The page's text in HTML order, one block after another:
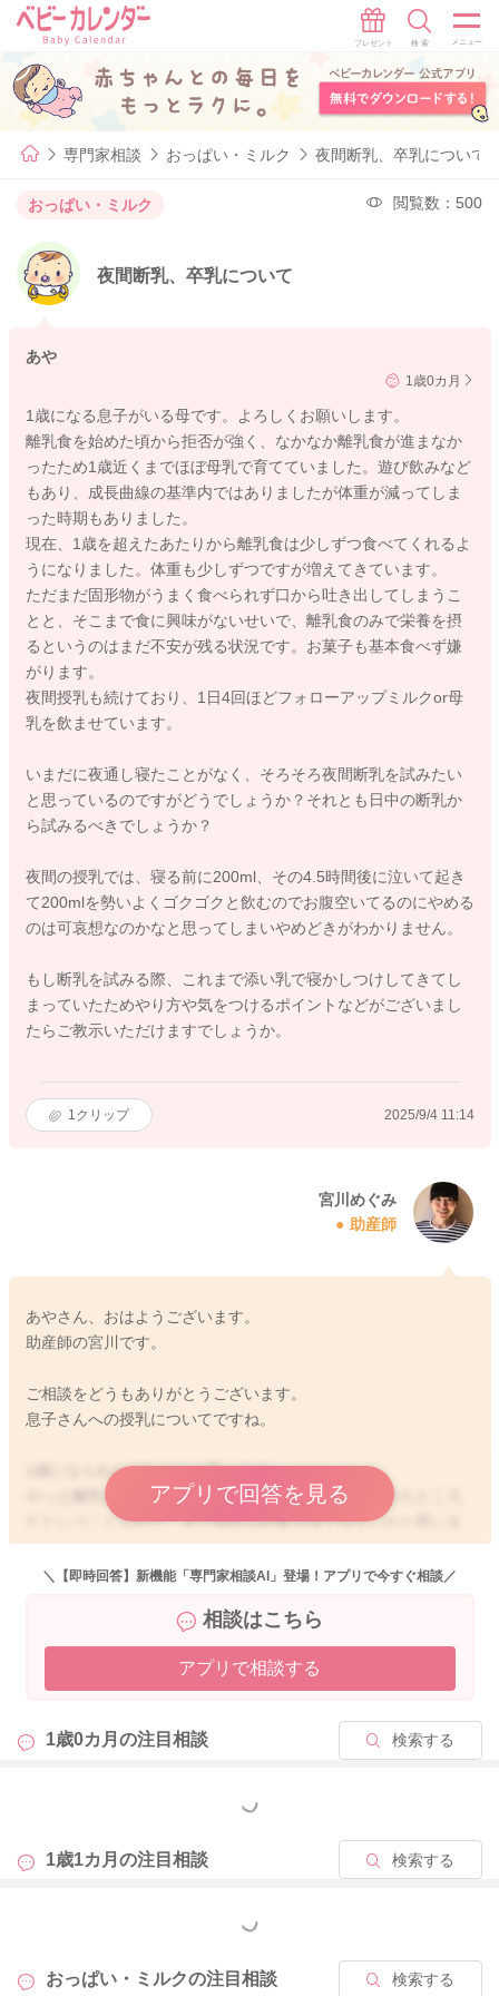
専門家相談 おっぱい・ミルク 夜間断乳、卒乳について
おっぱい・ミルク 閲覧数：500
夜間断乳、卒乳について
あや
1歳0カ月
1歳になる息子がいる母です。よろしくお願いします。
離乳食を始めた頃から拒否が強く、なかなか離乳食が進まなか
ったため1歳近くまでほぼ母乳で育てていました。遊び飲みなど
もあり、成長曲線の基準内ではありましたが体重が減ってしま
った時期もありました。
現在、1歳を超えたあたりから離乳食は少しずつ食べてくれるよ
うになりました。体重も少しずつですが増えてきています。
ただまだ固形物がうまく食べられず口から吐き出してしまうこ
とと、そこまで食に興味がないせいで、離乳食のみで栄養を摂
るというのはまだ不安が残る状況です。お菓子も基本食べず嫌
がります。
夜間授乳も続けており、1日4回ほどフォローアップミルクor母
乳を飲ませています。
いまだに夜通し寝たことがなく、そろそろ夜間断乳を試みたい
と思っているのですがどうでしょうか？それとも日中の断乳か
ら試みるべきでしょうか？
夜間の授乳では、寝る前に200ml、その4.5時間後に泣いて起き
て200mlを勢いよくゴクゴクと飲むのでお腹空いてるのにやめる
のは可哀想なのかなと思ってしまいやめどきがわかりません。
もし断乳を試みる際、これまで添い乳で寝かしつけしてきてし
まっていたためやり方や気をつけるポイントなどがございまし
たらご教示いただけますでしょうか。
1 クリップ 2025/9/4 11:14
宮川めぐみ
助産師
あやさん、おはようございます。
助産師の宮川です。
ご相談をどうもありがとうございます。
息子さんへの授乳についてですね。
1歳になられたばかりかと思います。
やっと離乳食も少しずつ食べてくれるようになってきたところ
だということなので、まだ授乳は必要な頃ではないかと思いま
した。
離乳食の摂取量がもう少し増えて、哺乳量にも変化が出てくる
寝るにもエネルギーが必要になると言われることもあります。
日中の摂取エネルギー量を確保していただくことで、その分夜
らしてみてはいかがでしょうか？
1歳半ぐらいまでに離乳が完了しているといいとされることもあ
今後おっぱいを終わりにされる時には、添い乳での寝かしつけ
アプリで回答を見る
＼【即時回答】新機能「専門家相談AI」登場！アプリで今すぐ相談／
相談はこちら
アプリで相談する
1歳0カ月の注目相談 検索する
もっと見る
1歳1カ月の注目相談 検索する
もっと見る
おっぱい・ミルクの注目相談 検索する